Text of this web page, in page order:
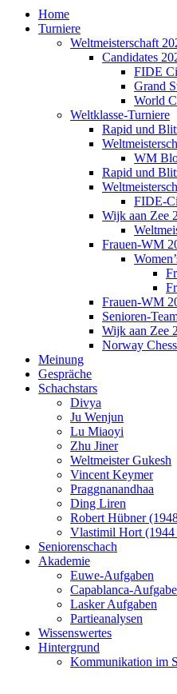
Home
Turniere
Weltmeisterschaft
Candidates
FIDE
Grand
World
Weltklasse-Turniere
Rapid und
WM
Rapid und
FIDE-
Wijk aan Zee
Frauen-WM
Frauen-WM
Senioren-
Wijk aan Zee
Norway
Meinung
Gespräche
Schachstars
Divya
Ju Wenjun
Lu Miaoyi
Zhu Jiner
Weltmeister Gukesh
Vincent Keymer
Praggnanandhaa
Ding Liren
Robert Hübner
Vlastimil Hort (1944
Seniorenschach
Akademie
Euwe-Aufgaben
Capablanca-
Lasker Aufgaben
Partieanalysen
Wissenswertes
Hintergrund
Kommunikation im